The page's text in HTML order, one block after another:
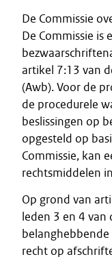
De Commissie
De Commissie is
artikel 7:13 van
(Awb). Voor de
de procedurele
beslissingen op
opgesteld op
Commissie, kan
rechtsmiddelen
Op grond van
leden 3 en 4
recht op